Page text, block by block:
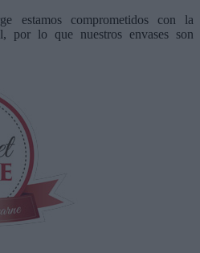
estamos comprometidos con la
por lo que nuestros envases son